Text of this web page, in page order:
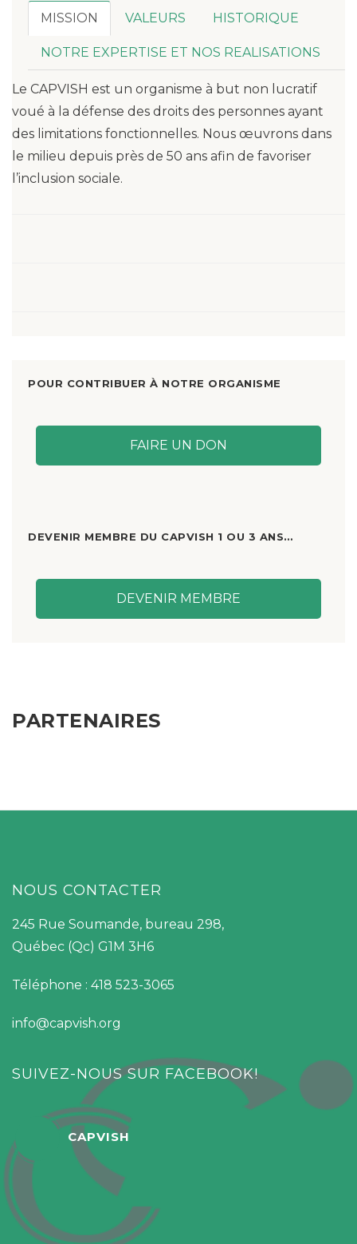
MISSION VALEURS HISTORIQUE
NOTRE EXPERTISE ET NOS REALISATIONS
Le CAPVISH est un organisme à but non lucratif
voué à la défense des droits des personnes ayant
des limitations fonctionnelles. Nous œuvrons dans
le milieu depuis près de 50 ans afin de favoriser
l’inclusion sociale.
POUR CONTRIBUER À NOTRE ORGANISME
FAIRE UN DON
DEVENIR MEMBRE DU CAPVISH 1 OU 3 ANS…
DEVENIR MEMBRE
PARTENAIRES
NOUS CONTACTER
245 Rue Soumande, bureau 298,
Québec (Qc) G1M 3H6
Téléphone : 418 523-3065
info@capvish.org
SUIVEZ-NOUS SUR FACEBOOK!
CAPVISH